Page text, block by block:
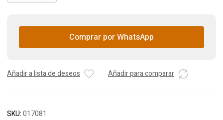
Comprar por WhatsApp
Añadir a lista de deseos Añadir para comparar
SKU:017081